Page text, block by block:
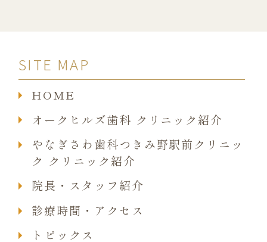
SITE MAP
HOME
オークヒルズ歯科 クリニック紹介
やなぎさわ歯科つきみ野駅前クリニッ
ク クリニック紹介
院長・スタッフ紹介
診療時間・アクセス
トピックス